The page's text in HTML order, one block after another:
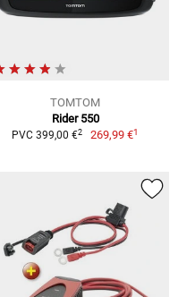
TOMTOM
Rider 550
PVC 399,00 €2 269,99 €1